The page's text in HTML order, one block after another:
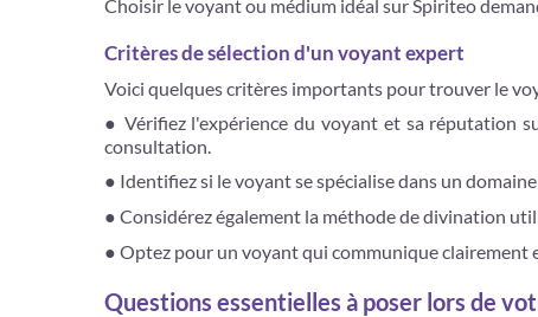
Choisir le voyant ou médium idéal sur Spiriteo
Critères de sélection d'un voyant expert
Voici quelques critères importants pour trouver le
● Vérifiez l'expérience du voyant et sa réputation
consultation.
● Identifiez si le voyant se spécialise dans un
● Considérez également la méthode de divination
● Optez pour un voyant qui communique clairement
Questions essentielles à poser lors de